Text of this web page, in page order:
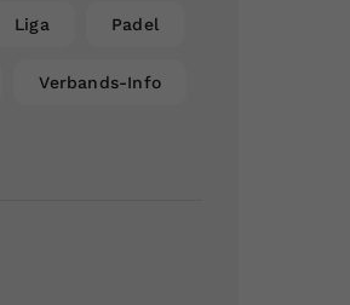
Liga Padel
Verbands-Info